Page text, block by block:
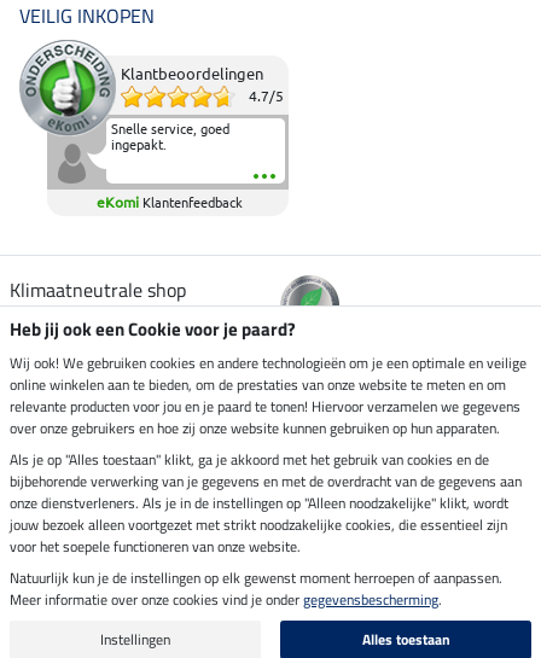
VEILIG INKOPEN
Klantbeoordelingen
4.7/5
Snelle service, goed
ingepakt.
eKomi Klantenfeedback
Klimaatneutrale shop
Verzending per
Veilig betalen met
Impressum
Laatste update op 10.08.2026 om 02:55 uur
Alle prijzen in euro's, incl. BTW, excl. verzendkosten.
Heb jij ook een Cookie voor je paard?
Wij ook! We gebruiken cookies en andere technologieën om je een optimale en veilige
online winkelen aan te bieden, om de prestaties van onze website te meten en om
relevante producten voor jou en je paard te tonen! Hiervoor verzamelen we gegevens
over onze gebruikers en hoe zij onze website kunnen gebruiken op hun apparaten.
Als je op "Alles toestaan" klikt, ga je akkoord met het gebruik van cookies en de
bijbehorende verwerking van je gegevens en met de overdracht van de gegevens aan
onze dienstverleners. Als je in de instellingen op "Alleen noodzakelijke" klikt, wordt
jouw bezoek alleen voortgezet met strikt noodzakelijke cookies, die essentieel zijn
voor het soepele functioneren van onze website.
Natuurlijk kun je de instellingen op elk gewenst moment herroepen of aanpassen.
Meer informatie over onze cookies vind je ondergegevensbescherming.
Instellingen
Alles toestaan